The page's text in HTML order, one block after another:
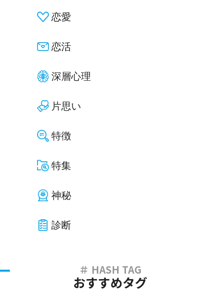
恋愛
恋活
深層心理
片思い
特徴
特集
神秘
診断
おすすめタグ